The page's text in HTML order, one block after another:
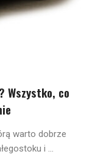
Wszystko, co
warto dobrze
i ...